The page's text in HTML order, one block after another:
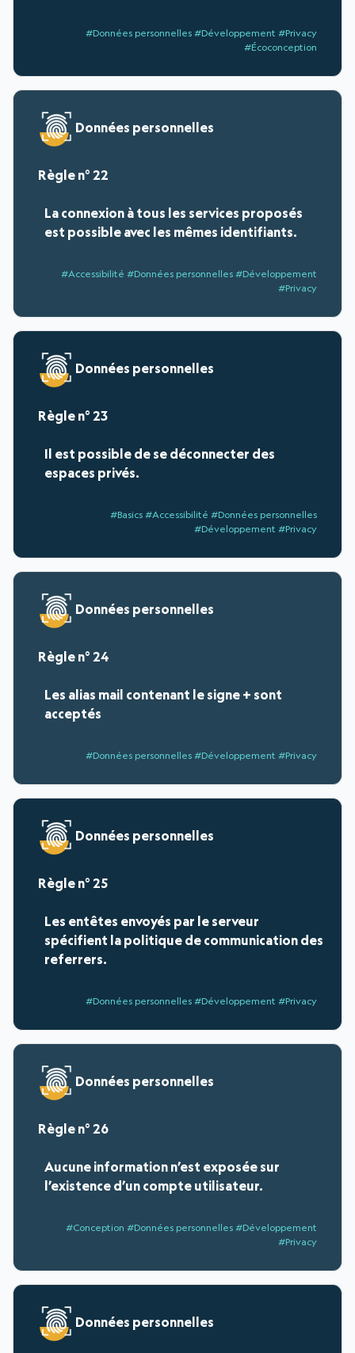
#Données personnelles #Développement #Privacy
#Écoconception
Données personnelles
22
La connexion à tous les services proposés
est possible avec les mêmes identifiants.
#Accessibilité #Données personnelles #Développement
#Privacy
Données personnelles
23
Il est possible de se déconnecter des
espaces privés.
#Basics #Accessibilité #Données personnelles
#Développement #Privacy
Données personnelles
24
Les alias mail contenant le signe + sont
acceptés
#Données personnelles #Développement #Privacy
Données personnelles
25
Les entêtes envoyés par le serveur
spécifient la politique de communication des
referrers.
#Données personnelles #Développement #Privacy
Données personnelles
26
Aucune information n’est exposée sur
l’existence d’un compte utilisateur.
#Conception #Données personnelles #Développement
#Privacy
Données personnelles